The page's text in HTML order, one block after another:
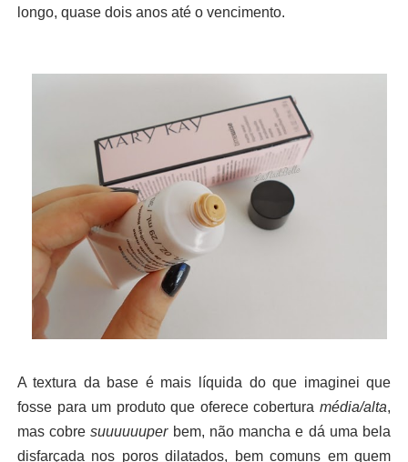
longo, quase dois anos até o vencimento.
A textura da base é mais líquida do que imaginei que
fosse para um produto que oferece coberturamédia/alta,
mas cobresuuuuuuperbem, não mancha e dá uma bela
disfarçada nos poros dilatados, bem comuns em quem